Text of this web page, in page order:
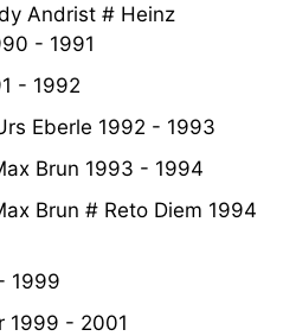
Andrist # Heinz
- 1991
- 1992
Eberle 1992 - 1993
Brun 1993 - 1994
Brun # Reto Diem 1994
1999
1999 - 2001